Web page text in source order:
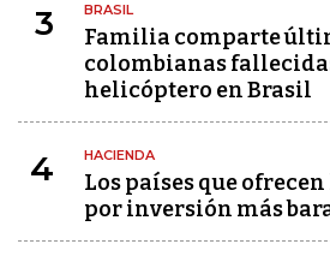
3 BRASIL
Familia comparte
colombianas
helicóptero en Brasil
4 HACIENDA
Los países que
por inversión más